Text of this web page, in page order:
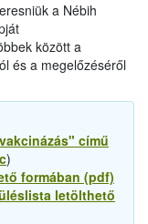
a Nébih
között a
és a megelőzéséről
című
)
formában (pdf)
letölthető